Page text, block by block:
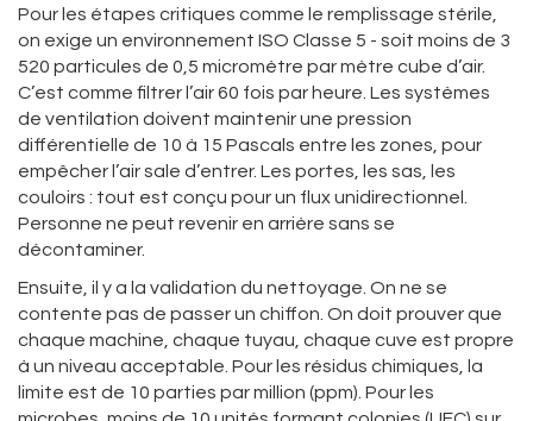
Pour les étapes critiques comme le remplissage stérile,
on exige un environnement ISO Classe 5 - soit moins de 3
520 particules de 0,5 micromètre par mètre cube d’air.
C’est comme filtrer l’air 60 fois par heure. Les systèmes
de ventilation doivent maintenir une pression
différentielle de 10 à 15 Pascals entre les zones, pour
empêcher l’air sale d’entrer. Les portes, les sas, les
couloirs : tout est conçu pour un flux unidirectionnel.
Personne ne peut revenir en arrière sans se
décontaminer.
Ensuite, il y a la validation du nettoyage. On ne se
contente pas de passer un chiffon. On doit prouver que
chaque machine, chaque tuyau, chaque cuve est propre
à un niveau acceptable. Pour les résidus chimiques, la
limite est de 10 parties par million (ppm). Pour les